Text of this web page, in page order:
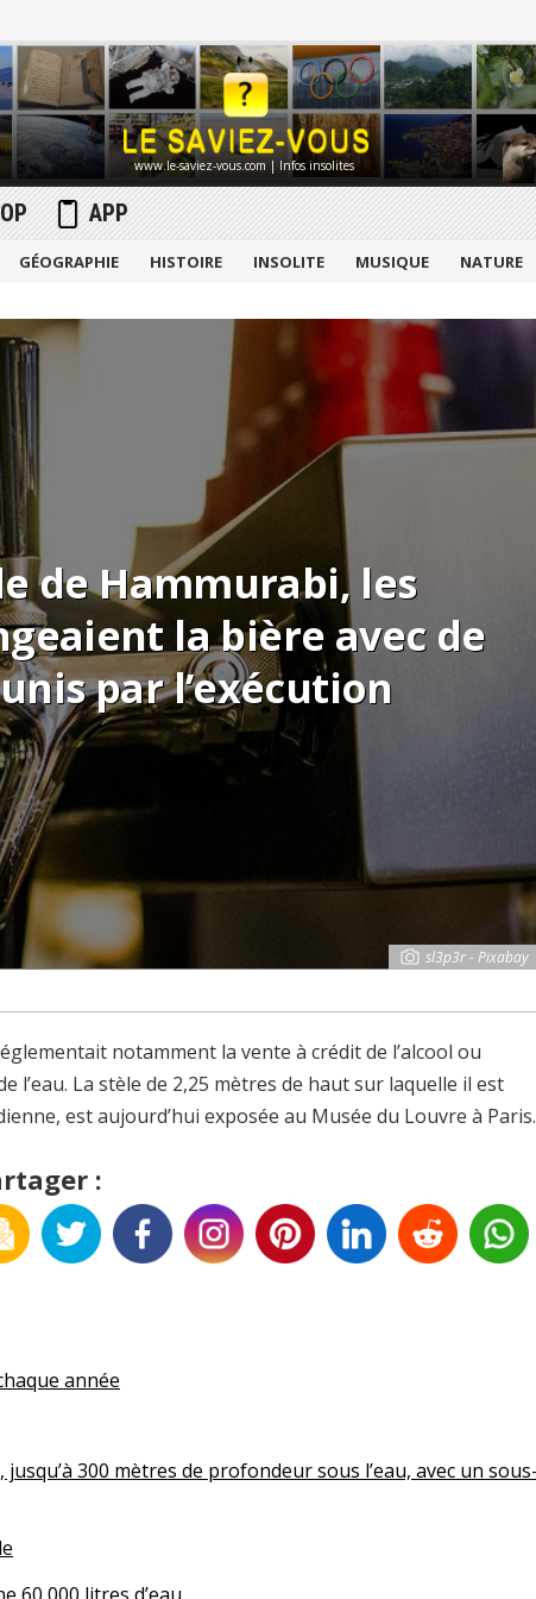
www.le-saviez-vous.com | Infos insolites
APP
GÉOGRAPHIE HISTOIRE INSOLITE MUSIQUE NATURE
de Hammurabi, les
la bière avec de
par l’exécution
sl3p3r - Pixabay
notamment la vente à crédit de l’alcool ou
La stèle de 2,25 mètres de haut sur laquelle il est
est aujourd’hui exposée au Musée du Louvre à Paris.
:
année
300 mètres de profondeur sous l’eau, avec un sous-